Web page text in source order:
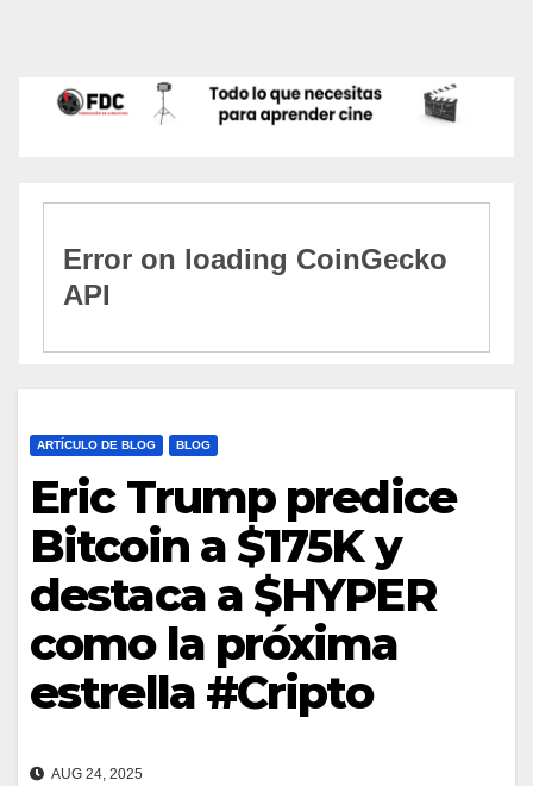
ARTÍCULO DE BLOG BLOG
Eric Trump predice
Bitcoin a $175K y
destaca a $HYPER
como la próxima
estrella #Cripto
AUG 24, 2025